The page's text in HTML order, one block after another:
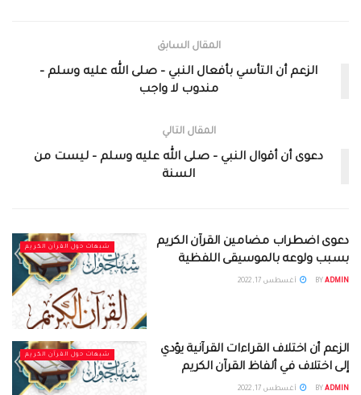
المقال السابق
الزعم أن التأسي بأفعال النبي – صلى الله عليه وسلم –
مندوب لا واجب
المقال التالي
دعوى أن أقوال النبي – صلى الله عليه وسلم – ليست من
السنة
شبهات حول القرآن الكريم
دعوى اضطراب مضامين القرآن الكريم
بسبب ولوعه بالموسيقى اللفظية
BY ADMIN أغسطس 17, 2022
شبهات حول القرآن الكريم
الزعم أن اختلاف القراءات القرآنية يؤدي
إلى اختلاف في ألفاظ القرآن الكريم
BY ADMIN أغسطس 17, 2022